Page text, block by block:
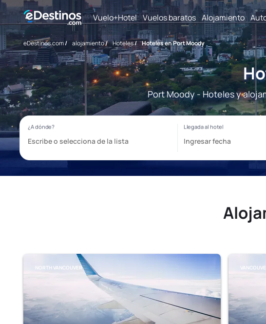
Vuelo+Hotel Vuelos baratos Alojamiento
eDestinos.com/ alojamiento/ Hoteles/ Hoteles en Port Moody
Port Moody - Hoteles y
NORTH VANCOUVER